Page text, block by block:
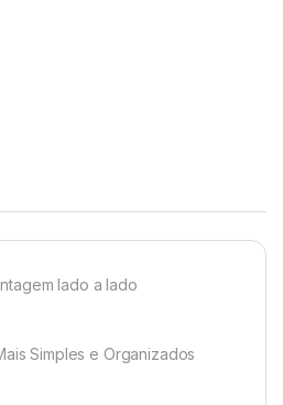
lado a lado
Simples e Organizados